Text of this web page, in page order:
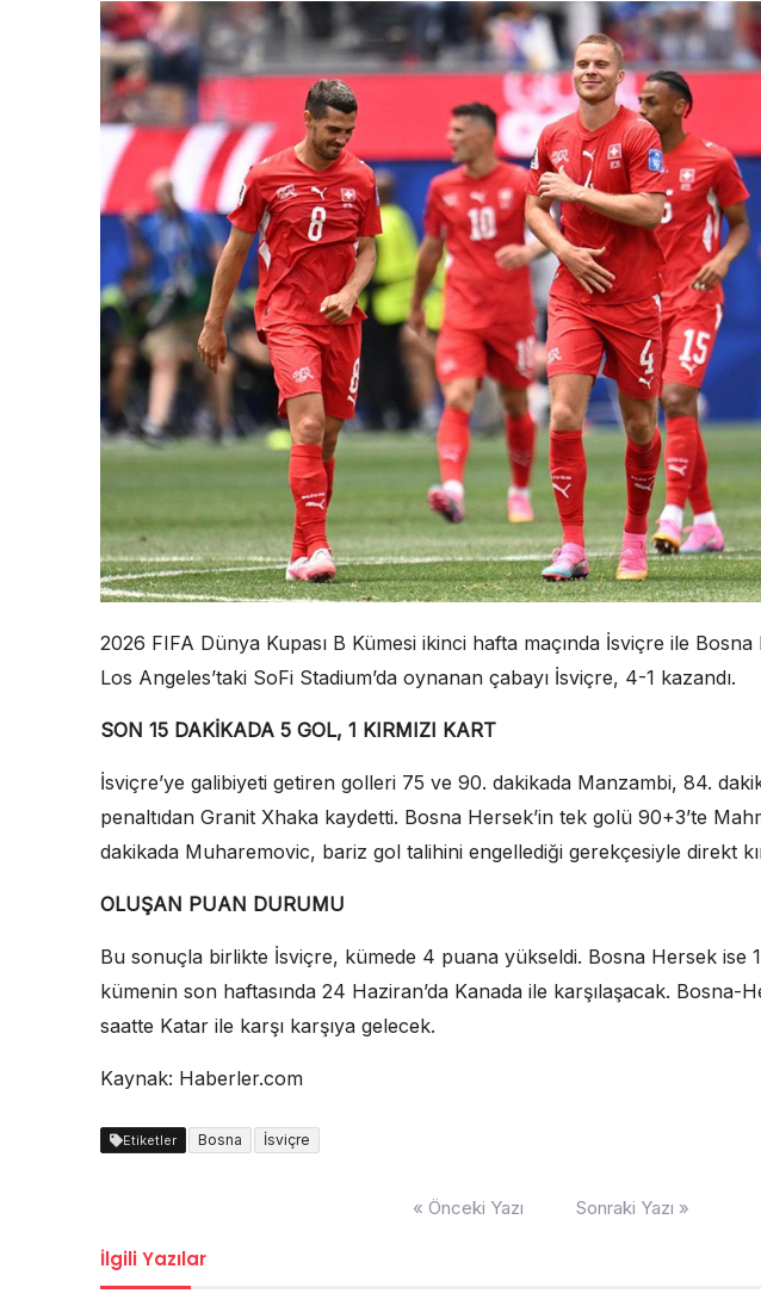
2026 FIFA Dünya Kupası B Kümesi ikinci hafta maçında İsviçre ile Bosna
Los Angeles’taki SoFi Stadium’da oynanan çabayı İsviçre, 4-1 kazandı.
SON 15 DAKİKADA 5 GOL, 1 KIRMIZI KART
İsviçre’ye galibiyeti getiren golleri 75 ve 90. dakikada Manzambi, 84.
penaltıdan Granit Xhaka kaydetti. Bosna Hersek’in tek golü 90+3’te
dakikada Muharemovic, bariz gol talihini engellediği gerekçesiyle direkt
OLUŞAN PUAN DURUMU
Bu sonuçla birlikte İsviçre, kümede 4 puana yükseldi. Bosna Hersek ise
kümenin son haftasında 24 Haziran’da Kanada ile karşılaşacak. Bosna-
saatte Katar ile karşı karşıya gelecek.
Kaynak: Haberler.com
Etiketler Bosna İsviçre
« Önceki Yazı Sonraki Yazı »
İlgili Yazılar